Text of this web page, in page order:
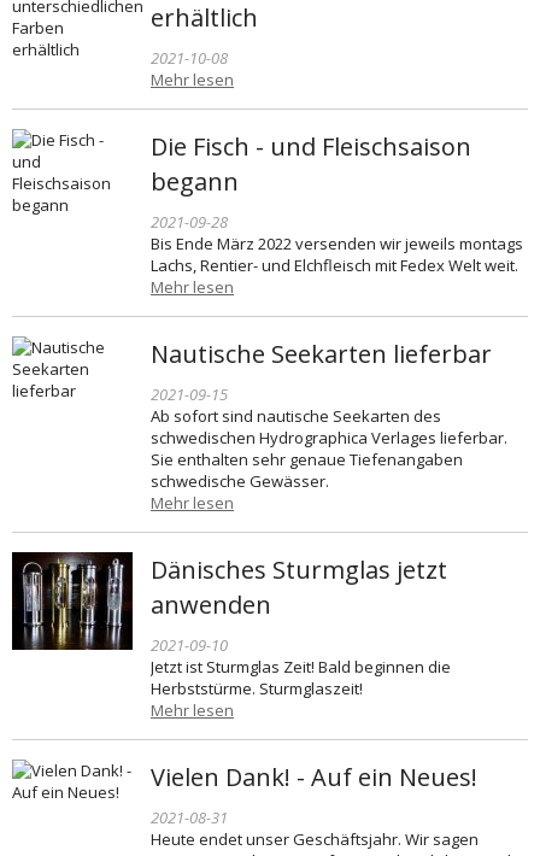
erhältlich
2021-10-08
Mehr lesen
Die Fisch - und Fleischsaison
begann
2021-09-28
Bis Ende März 2022 versenden wir jeweils montags
Lachs, Rentier- und Elchfleisch mit Fedex Welt weit.
Mehr lesen
Nautische Seekarten lieferbar
2021-09-15
Ab sofort sind nautische Seekarten des
schwedischen Hydrographica Verlages lieferbar.
Sie enthalten sehr genaue Tiefenangaben
schwedische Gewässer.
Mehr lesen
Dänisches Sturmglas jetzt
anwenden
2021-09-10
Jetzt ist Sturmglas Zeit! Bald beginnen die
Herbststürme. Sturmglaszeit!
Mehr lesen
Vielen Dank! - Auf ein Neues!
2021-08-31
Heute endet unser Geschäftsjahr. Wir sagen